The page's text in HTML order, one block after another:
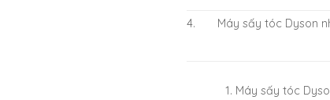
4. Máy sấy tóc Dyson
Máy sấy tóc